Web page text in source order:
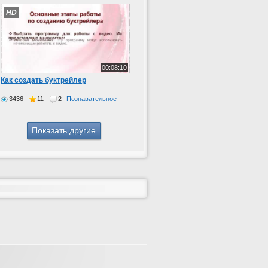
00:08:10
HD
Как создать буктрейлер
3436 11 2 Познавательное